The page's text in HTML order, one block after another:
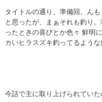
タイトルの通り、準備回。ん
と思ったが、まぁそれも釣り
ったときの喜びとか色々 鮮明
カいヒラスズキ釣ってるような
今話で主に取り上げられていた